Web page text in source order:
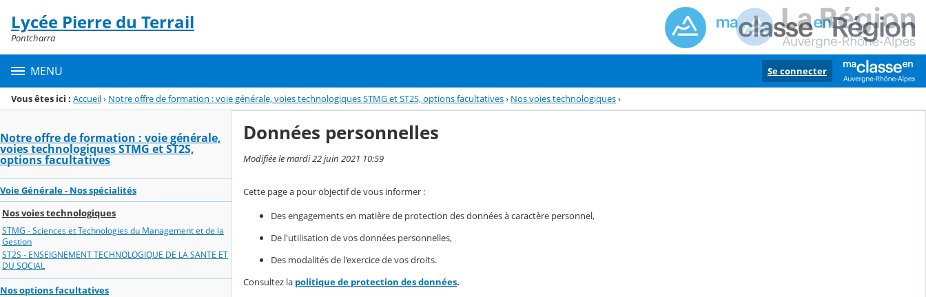
Menu de la rubrique
Contenu
Lycée Pierre du Terrail
Pontcharra
MENU Se connecter
Vous êtes ici : Accueil› Notre offre de formation : voie générale, voies technologiques STMG et ST2S, options facultatives› Nos voies technologiques›
Notre offre de formation : voie générale,
voies technologiques STMG et ST2S,
options facultatives
Voie Générale - Nos spécialités
Nos voies technologiques
STMG - Sciences et Technologies du Management et de la
Gestion
ST2S - ENSEIGNEMENT TECHNOLOGIQUE DE LA SANTE ET
DU SOCIAL
Nos options facultatives
Données personnelles
Modifiée le mardi 22 juin 2021 10:59
Cette page a pour objectif de vous informer :
Des engagements en matière de protection des données à caractère personnel,
De l'utilisation de vos données personnelles,
Des modalités de l'exercice de vos droits.
Consultez la politique de protection des données.